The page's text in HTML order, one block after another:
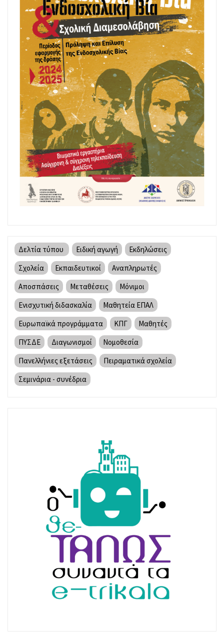
Δελτία τύπου Ειδική αγωγή
Εκδηλώσεις
Σχολεία
Εκπαιδευτικοί
Αναπληρωτές
Αποσπάσεις
Μεταθέσεις
Μόνιμοι
Ενισχυτική διδασκαλία
Μαθητεία ΕΠΑΛ
Ευρωπαϊκά προγράμματα
ΚΠΓ
Μαθητές
ΠΥΣΔΕ
Διαγωνισμοί
Νομοθεσία
Πανελλήνιες εξετάσεις
Πειραματικά σχολεία
Σεμινάρια - συνέδρια